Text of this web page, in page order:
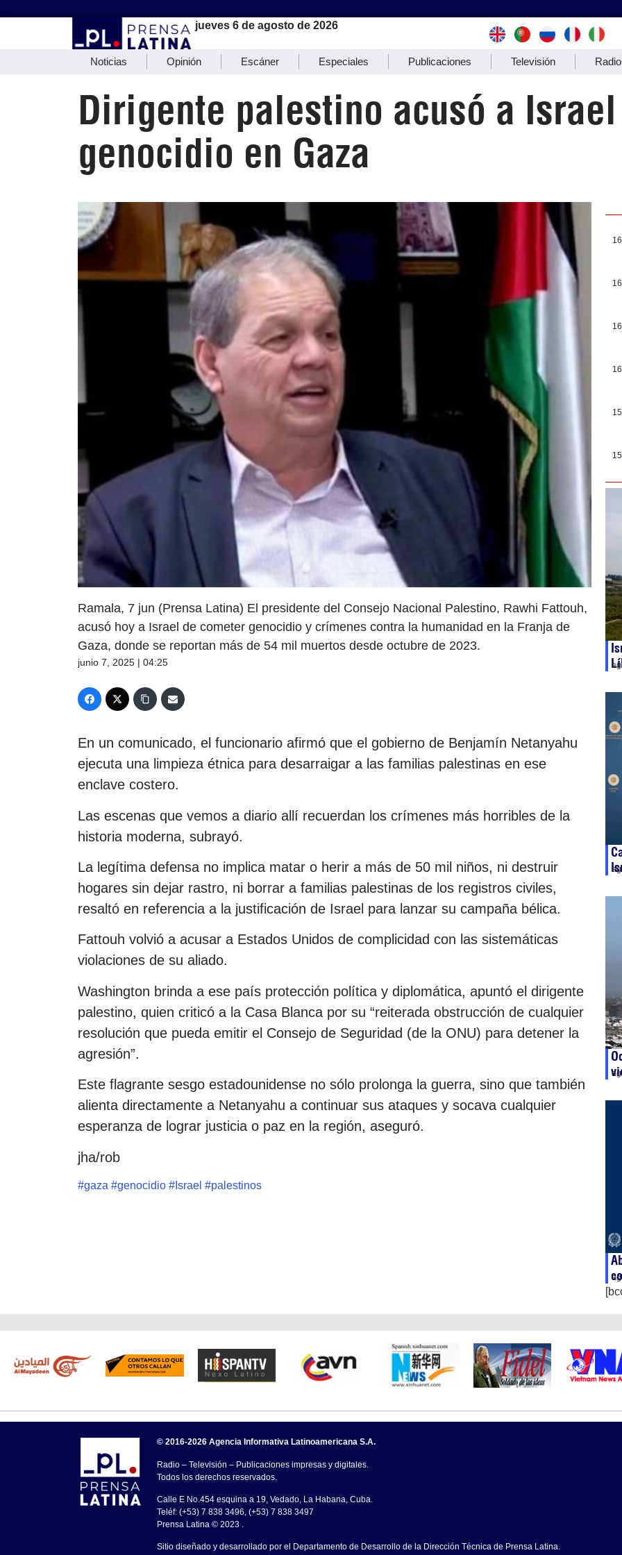
jueves 6 de agosto de 2026
Noticias Opinión Escáner Especiales Publicaciones Televisión Radio
Dirigente palestino acusó a
genocidio en Gaza
Ramala, 7 jun (Prensa Latina) El presidente del Consejo Nacional Palestino, Rawhi Fattouh,
acusó hoy a Israel de cometer genocidio y crímenes contra la humanidad en la Franja de
Gaza, donde se reportan más de 54 mil muertos desde octubre de 2023.
junio 7, 2025 | 04:25
En un comunicado, el funcionario afirmó que el gobierno de Benjamín Netanyahu
ejecuta una limpieza étnica para desarraigar a las familias palestinas en ese
enclave costero.
Las escenas que vemos a diario allí recuerdan los crímenes más horribles de la
historia moderna, subrayó.
La legítima defensa no implica matar o herir a más de 50 mil niños, ni destruir
hogares sin dejar rastro, ni borrar a familias palestinas de los registros civiles,
resaltó en referencia a la justificación de Israel para lanzar su campaña bélica.
Fattouh volvió a acusar a Estados Unidos de complicidad con las sistemáticas
violaciones de su aliado.
Washington brinda a ese país protección política y diplomática, apuntó el dirigente
palestino, quien criticó a la Casa Blanca por su “reiterada obstrucción de cualquier
resolución que pueda emitir el Consejo de Seguridad (de la ONU) para detener la
agresión”.
Este flagrante sesgo estadounidense no sólo prolonga la guerra, sino que también
alienta directamente a Netanyahu a continuar sus ataques y socava cualquier
esperanza de lograr justicia o paz en la región, aseguró.
jha/rob
#gaza #genocidio # Israel #palestinos
© 2016-2026 Agencia Informativa Latinoamericana S.A.
Radio – Televisión – Publicaciones impresas y digitales.
Todos los derechos reservados.
Calle E No.454 esquina a 19, Vedado, La Habana, Cuba.
Teléf: (+53) 7 838 3496, (+53) 7 838 3497
Prensa Latina © 2023 .
Sitio diseñado y desarrollado por el Departamento de Desarrollo de la Dirección Técnica de Prensa Latina.